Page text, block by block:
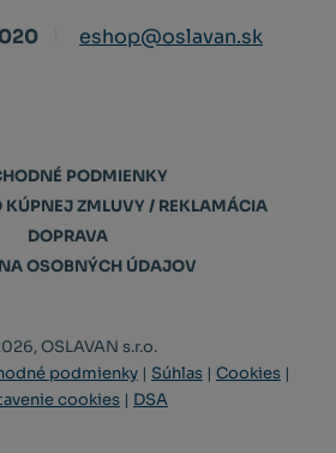
eshop@oslavan.sk
PODMIENKY
KÚPNEJ ZMLUVY / REKLAMÁCIA
DOPRAVA
OSOBNÝCH ÚDAJOV
OSLAVAN s.r.o.
podmienky | Súhlas | Cookies |
cookies | DSA